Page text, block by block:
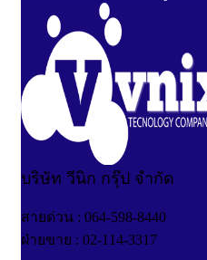
บริษัท วีนิก กรุ๊ป จำกัด
สายด่วน : 064-598-8440
ฝ่ายขาย : 02-114-3317